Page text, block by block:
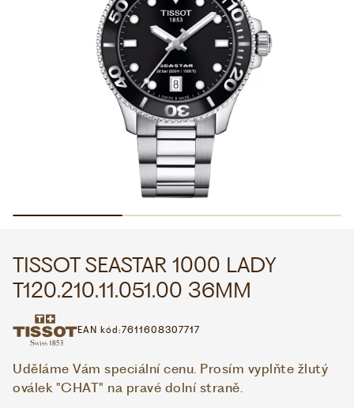
VŠE O NÁKUPU
WHATSAPP
VOLEJTE 9:00–18:00+420 775 138 346
TISSOT SEASTAR 1000 LADY
T120.210.11.051.00 36MM
EAN kód:7611608307717
Uděláme Vám speciální cenu. Prosím vyplňte žlutý
oválek "CHAT" na pravé dolní straně.